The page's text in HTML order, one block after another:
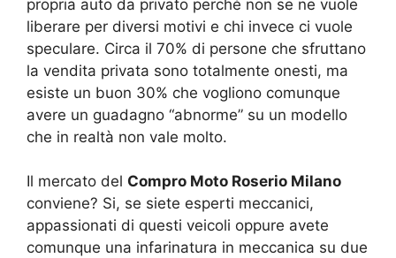
propria auto da privato perché non se ne vuole
liberare per diversi motivi e chi invece ci vuole
speculare. Circa il 70% di persone che sfruttano
la vendita privata sono totalmente onesti, ma
esiste un buon 30% che vogliono comunque
avere un guadagno “abnorme” su un modello
che in realtà non vale molto.
Il mercato del Compro Moto Roserio Milano
conviene? Si, se siete esperti meccanici,
appassionati di questi veicoli oppure avete
comunque una infarinatura in meccanica su due